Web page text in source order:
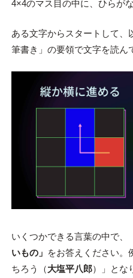
4×4のマス目の中に、ひらが
ある文字からスタートして、
筆書き」の要領で文字を読ん
いくつかできる言葉の中で、
いもの」 をお答えください。
ちろう（大塩平八郎）」とな